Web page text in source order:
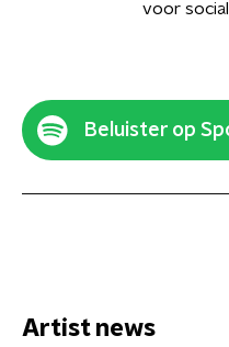
voor
Beluister op
Artist news